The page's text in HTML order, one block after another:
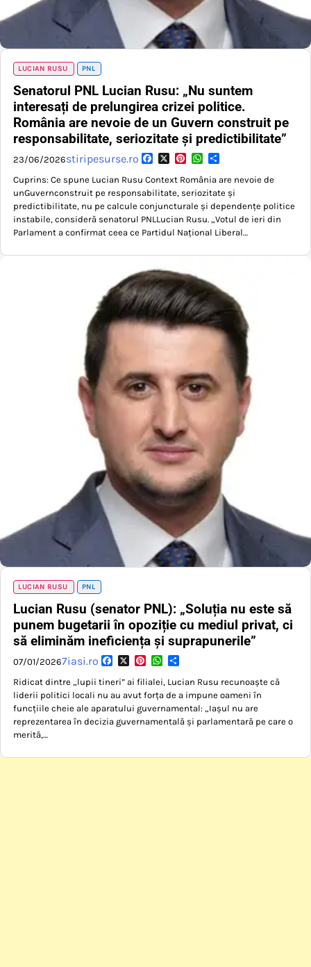
LUCIAN RUSU PNL
Senatorul PNL Lucian Rusu: „Nu suntem
interesați de prelungirea crizei politice.
România are nevoie de un Guvern construit pe
responsabilitate, seriozitate și predictibilitate”
23/06/2026stiripesurse.ro Facebook
X PinterestWhatsApp
Cuprins: Ce spune Lucian Rusu Context România are nevoie de
unGuvernconstruit pe responsabilitate, seriozitate și
predictibilitate, nu pe calcule conjuncturale și dependențe politice
instabile, consideră senatorul PNLLucian Rusu. „Votul de ieri din
Parlament a confirmat ceea ce Partidul Naţional Liberal…
LUCIAN RUSU PNL
Lucian Rusu (senator PNL): „Soluția nu este să
punem bugetarii în opoziție cu mediul privat, ci
să eliminăm ineficiența și suprapunerile”
07/01/20267iasi.ro Facebook
X PinterestWhatsApp
Ridicat dintre „lupii tineri” ai filialei, Lucian Rusu recunoaște că
liderii politici locali nu au avut forța de a impune oameni în
funcțiile cheie ale aparatului guvernamental: „Iașul nu are
reprezentarea în decizia guvernamentală și parlamentară pe care o
merită,…